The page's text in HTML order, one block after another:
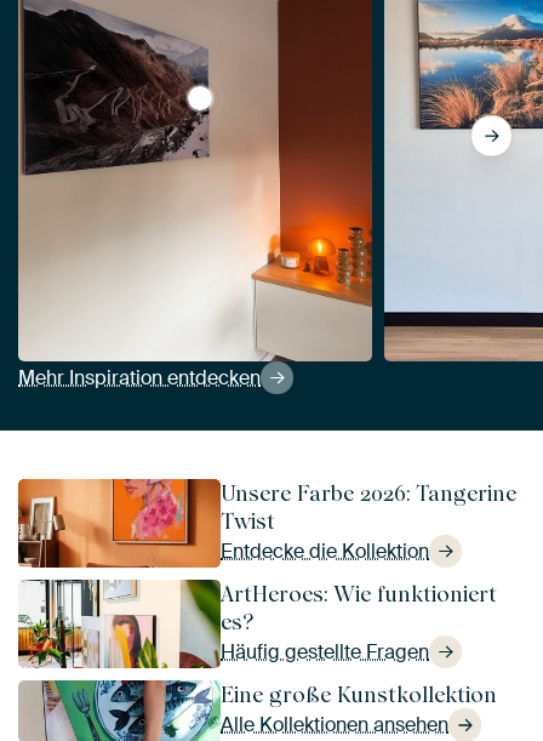
Mehr Inspiration entdecken
View Blick auf den Stilfserjochpass |
Unsere Farbe 2026: Tangerine
Twist
Entdecke die Kollektion
ArtHeroes: Wie funktioniert
es?
Häufig gestellte Fragen
Eine große Kunstkollektion
Alle Kollektionen ansehen